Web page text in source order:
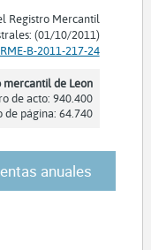
Registro Mercantil
(01/10/2011)
B-2011-217-24
mercantil de Leon
de acto: 940.400
de página: 64.740
anuales